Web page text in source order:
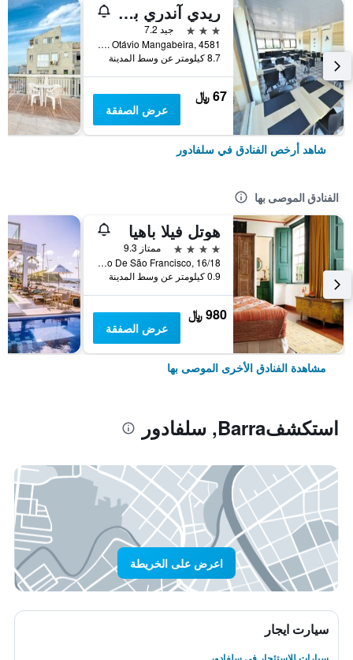
ريدي آندري بلازا سالفادور
3 نجوم
جيد 7.2
Av. Otávio Mangabeira, 4581, سلفادور, البرازيل
8.7 كيلومتر عن وسط المدينة
67 ﷼
عرض الصفقة
شاهد أرخص الفنادق في سلفادور
الفنادق الموصى بها
هوتل فيلا باهيا
4 نجوم
ممتاز 9.3
Largo Do Cruzeiro De São Francisco, 16/18, سلفادور, البرازيل
0.9 كيلومتر عن وسط المدينة
980 ﷼
عرض الصفقة
مشاهدة الفنادق الأخرى الموصى بها
استكشفBarra, سلفادور
اعرض على الخريطة
سيارت ايجار